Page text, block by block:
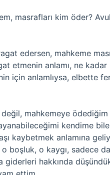
masrafları kim öder?
edersen, mahkeme
etmenin anlamı, ne
için anlamlıysa, elbette
değil, mahkemeye
kendime
kaybetmek anlamına
boşluk, o kaygı, sadece
giderleri hakkında